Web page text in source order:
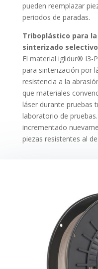
pueden reemplazar
periodos de paradas.
Triboplástico para
sinterizado
El material iglidur® I3-
para sinterización por
resistencia a la
que materiales
láser durante pruebas
laboratorio de
incrementado
piezas resistentes al